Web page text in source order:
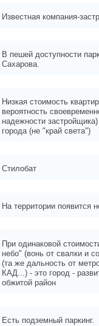
Известная компания-
В пешей доступности
Сахарова.
Низкая стоимость
вероятность
надежности
города (не "край света")
Стилобат
На территории появится
При одинаковой
небо" (вонь от свалки и
(та же дальность от
КАД...) - это город -
обжитой район
Есть подземный паркинг.